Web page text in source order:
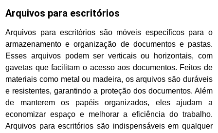
Arquivos para escritórios
Arquivos para escritórios são móveis específicos para o
armazenamento e organização de documentos e pastas.
Esses arquivos podem ser verticais ou horizontais, com
gavetas que facilitam o acesso aos documentos. Feitos de
materiais como metal ou madeira, os arquivos são duráveis
e resistentes, garantindo a proteção dos documentos. Além
de manterem os papéis organizados, eles ajudam a
economizar espaço e melhorar a eficiência do trabalho.
Arquivos para escritórios são indispensáveis em qualquer